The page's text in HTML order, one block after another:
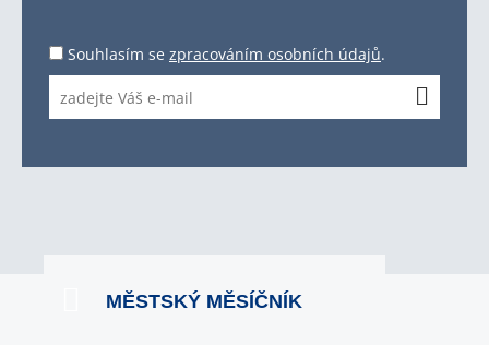
Souhlasím se zpracováním osobních údajů.
MĚSTSKÝ MĚSÍČNÍK